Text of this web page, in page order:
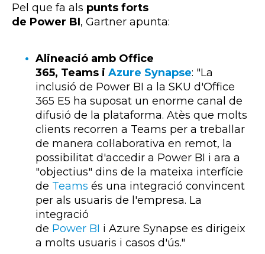
Pel que fa als punts forts
de Power BI, Gartner apunta:
Alineació amb Office
365, Teams i Azure Synapse: "La
inclusió de Power BI a la SKU d'Office
365 E5 ha suposat un enorme canal de
difusió de la plataforma. Atès que molts
clients recorren a Teams per a treballar
de manera col·laborativa en remot, la
possibilitat d'accedir a Power BI i ara a
"objectius" dins de la mateixa interfície
de Teams és una integració convincent
per als usuaris de l'empresa. La
integració
de Power BI i Azure Synapse es dirigeix
a molts usuaris i casos d'ús."